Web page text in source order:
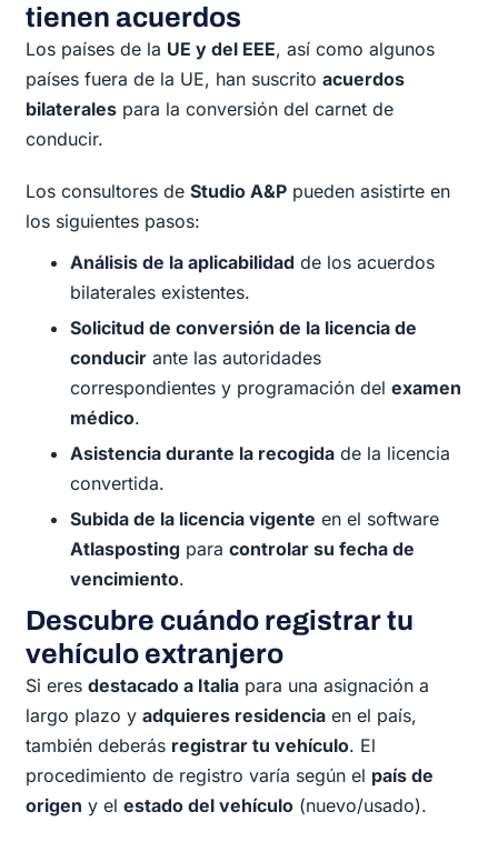
tienen acuerdos
Los países de la UE y del EEE, así como algunos
países fuera de la UE, han suscritoacuerdos
bilaterales para la conversión del carnet de
conducir.
Los consultores deStudio A&P pueden asistirte en
los siguientes pasos:
Análisis de la aplicabilidad de los acuerdos
bilaterales existentes.
Solicitud de conversión de la licencia de
conducir ante las autoridades
correspondientes y programación delexamen
médico.
Asistencia durante la recogida de la licencia
convertida.
Subida de la licencia vigente en el software
Atlasposting paracontrolar su fecha de
vencimiento.
Descubre cuándo registrar tu
vehículo extranjero
Si eresdestacado a Italia para una asignación a
largo plazo yadquieres residencia en el país,
también deberás registrar tu vehículo. El
procedimiento de registro varía según el país de
origen y elestado del vehículo (nuevo/usado).